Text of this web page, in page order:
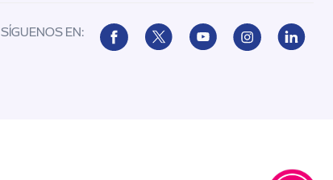
SÍGUENOS EN: